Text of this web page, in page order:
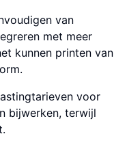
van
met meer
kunnen printen van
voor
bijwerken, terwijl